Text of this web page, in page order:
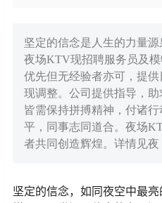
坚定的信念是人生的力量源
夜场KTV现招聘服务员及
优先但无经验者亦可，提
现调整。公司提供指导，助
皆需保持拼搏精神，付诸
平，同事志同道合。夜场
者共同创造辉煌。详情见夜
坚定的信念，如同夜空中最